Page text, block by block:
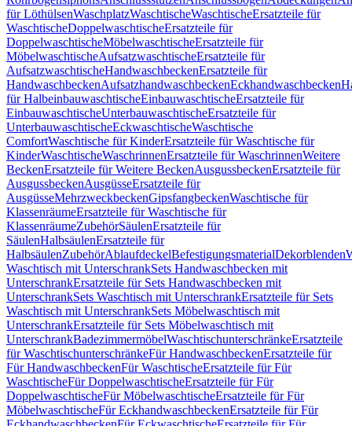
für LöthülsenWaschplatzWaschtischeWaschtischeErsatzteile für
WaschtischeDoppelwaschtischeErsatzteile für
DoppelwaschtischeMöbelwaschtischeErsatzteile für
MöbelwaschtischeAufsatzwaschtischeErsatzteile für
AufsatzwaschtischeHandwaschbeckenErsatzteile für
HandwaschbeckenAufsatzhandwaschbeckenEckhandwaschbecken
für HalbeinbauwaschtischeEinbauwaschtischeErsatzteile für
EinbauwaschtischeUnterbauwaschtischeErsatzteile für
UnterbauwaschtischeEckwaschtischeWaschtische
ComfortWaschtische für KinderErsatzteile für Waschtische für
KinderWaschtischeWaschrinnenErsatzteile für WaschrinnenWeitere
BeckenErsatzteile für Weitere BeckenAusgussbeckenErsatzteile für
AusgussbeckenAusgüsseErsatzteile für
AusgüsseMehrzweckbeckenGipsfangbeckenWaschtische für
KlassenräumeErsatzteile für Waschtische für
KlassenräumeZubehörSäulenErsatzteile für
SäulenHalbsäulenErsatzteile für
HalbsäulenZubehörAblaufdeckelBefestigungsmaterialDekorblenden
Waschtisch mit UnterschrankSets Handwaschbecken mit
UnterschrankErsatzteile für Sets Handwaschbecken mit
UnterschrankSets Waschtisch mit UnterschrankErsatzteile für Sets
Waschtisch mit UnterschrankSets Möbelwaschtisch mit
UnterschrankErsatzteile für Sets Möbelwaschtisch mit
UnterschrankBadezimmermöbelWaschtischunterschränkeErsatzteile
für WaschtischunterschränkeFür HandwaschbeckenErsatzteile für
Für HandwaschbeckenFür WaschtischeErsatzteile für Für
WaschtischeFür DoppelwaschtischeErsatzteile für Für
DoppelwaschtischeFür MöbelwaschtischeErsatzteile für Für
MöbelwaschtischeFür EckhandwaschbeckenErsatzteile für Für